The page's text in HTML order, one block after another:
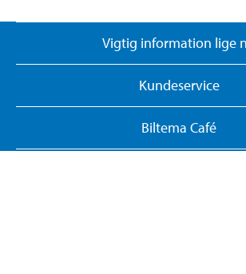
Vigtig information lige
Kundeservice
Biltema Café